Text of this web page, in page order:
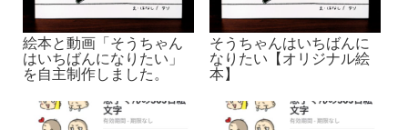
絵本と動画「そうちゃん
はいちばんになりたい」
を自主制作しました。
そうちゃんはいちばんに
なりたい【オリジナル絵
本】